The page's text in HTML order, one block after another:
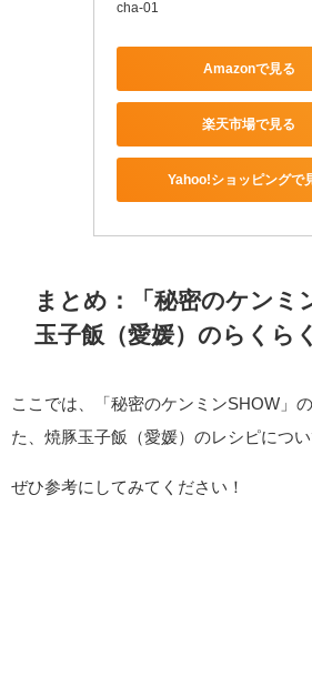
cha-01
Amazonで見る
楽天市場で見る
Yahoo!ショッピングで
まとめ：「秘密のケンミ
玉子飯（愛媛）のらくら
ここでは、「秘密のケンミンSHOW」
た、焼豚玉子飯（愛媛）のレシピについ
ぜひ参考にしてみてください！